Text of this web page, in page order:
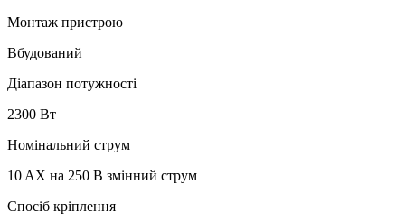
Монтаж пристрою
Вбудований
Діапазон потужності
2300 Вт
Номінальний струм
10 AX на 250 В змінний струм
Спосіб кріплення